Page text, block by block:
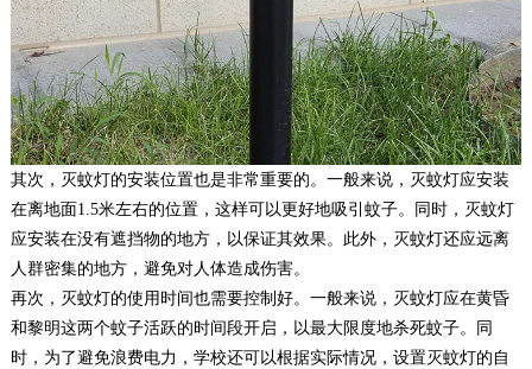
其次，灭蚊灯的安装位置也是非常重要的。一般来说，灭蚊灯应安装
在离地面1.5米左右的位置，这样可以更好地吸引蚊子。同时，灭蚊灯
应安装在没有遮挡物的地方，以保证其效果。此外，灭蚊灯还应远离
人群密集的地方，避免对人体造成伤害。
再次，灭蚊灯的使用时间也需要控制好。一般来说，灭蚊灯应在黄昏
和黎明这两个蚊子活跃的时间段开启，以最大限度地杀死蚊子。同
时，为了避免浪费电力，学校还可以根据实际情况，设置灭蚊灯的自